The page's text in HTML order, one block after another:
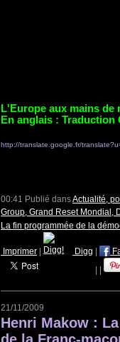
L'Europe aux mains de
En anglais : Traduction
http://translate.google.fr/
00:41 Publié dansActualité,
Group, Grand Reset Mondial,
La fin programmée de la
Imprimer Digg
21/11/2009
Henri Makow :